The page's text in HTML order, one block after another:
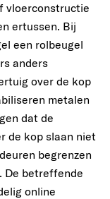
vloerconstructie
ertussen. Bij
een rolbeugel
anders
over de kop
metalen
dat de
de kop slaan niet
begrenzen
De betreffende
online